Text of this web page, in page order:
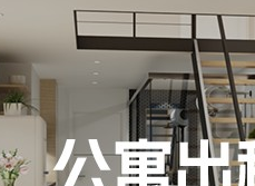
职位申请